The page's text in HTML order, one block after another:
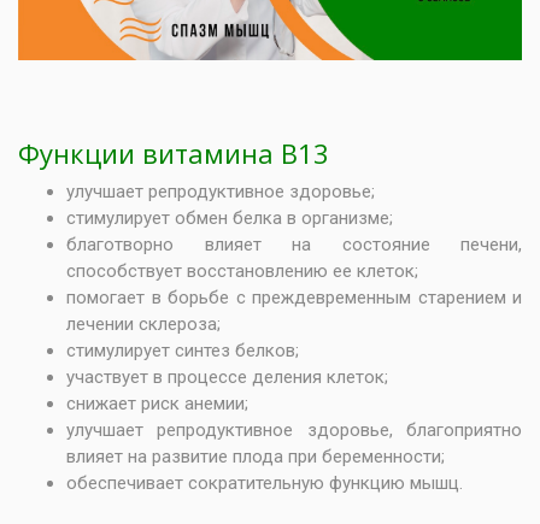
Функции витамина В13
улучшает репродуктивное здоровье;
стимулирует обмен белка в организме;
благотворно влияет на состояние печени,
способствует восстановлению ее клеток;
помогает в борьбе с преждевременным старением и
лечении склероза;
стимулирует синтез белков;
участвует в процессе деления клеток;
снижает риск анемии;
улучшает репродуктивное здоровье, благоприятно
влияет на развитие плода при беременности;
обеспечивает сократительную функцию мышц.